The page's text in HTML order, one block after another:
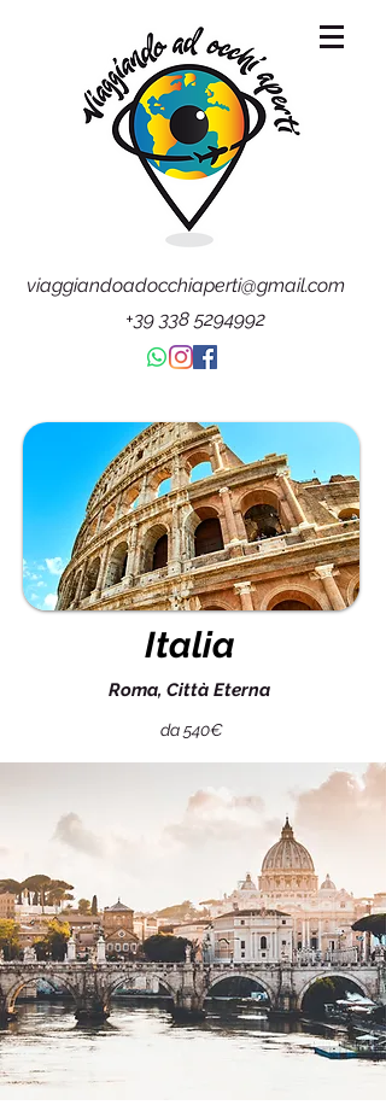
viaggiandoadocchiaperti@gmail.com
+39 338 5294992
Italia
Roma, Città Eterna
da 540€